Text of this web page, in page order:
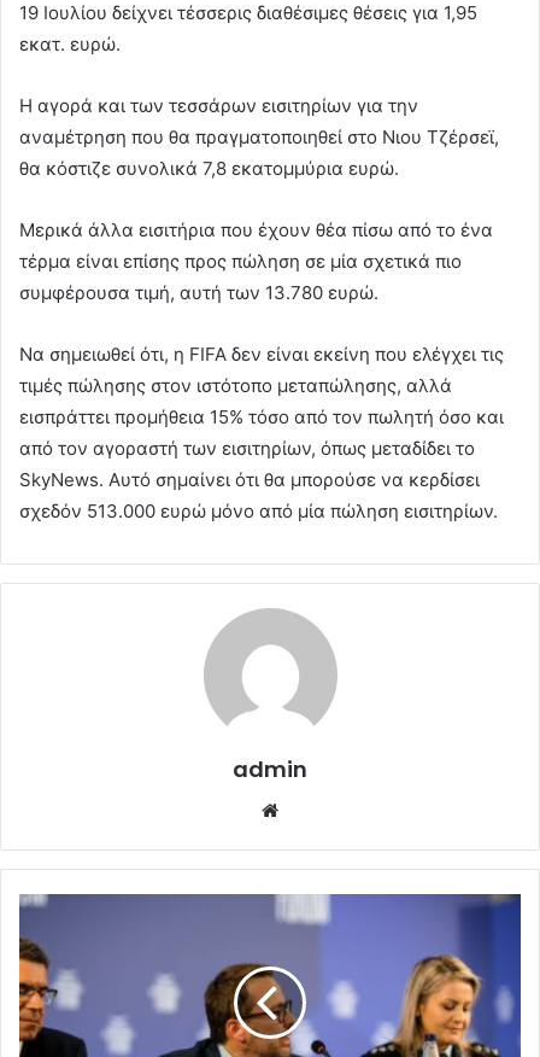
19 Ιουλίου δείχνει τέσσερις διαθέσιμες θέσεις για 1,95
εκατ. ευρώ.
Η αγορά και των τεσσάρων εισιτηρίων για την
αναμέτρηση που θα πραγματοποιηθεί στο Νιου Τζέρσεϊ,
θα κόστιζε συνολικά 7,8 εκατομμύρια ευρώ.
Μερικά άλλα εισιτήρια που έχουν θέα πίσω από το ένα
τέρμα είναι επίσης προς πώληση σε μία σχετικά πιο
συμφέρουσα τιμή, αυτή των 13.780 ευρώ.
Να σημειωθεί ότι, η FIFA δεν είναι εκείνη που ελέγχει τις
τιμές πώλησης στον ιστότοπο μεταπώλησης, αλλά
εισπράττει προμήθεια 15% τόσο από τον πωλητή όσο και
από τον αγοραστή των εισιτηρίων, όπως μεταδίδει το
SkyNews. Αυτό σημαίνει ότι θα μπορούσε να κερδίσει
σχεδόν 513.000 ευρώ μόνο από μία πώληση εισιτηρίων.
admin